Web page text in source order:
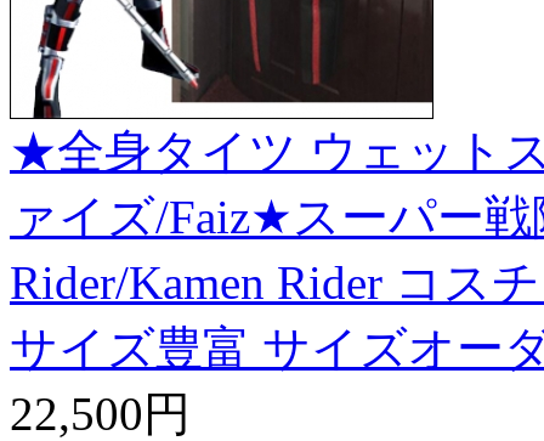
★全身タイツ ウェット
ァイズ/Faiz★スーパー
Rider/Kamen Rider コス
サイズ豊富 サイズオー
22,500円